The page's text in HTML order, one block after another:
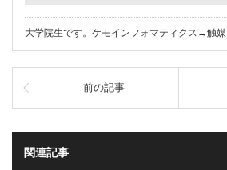
大学院生です。ケモインフォマティクス→触媒
前の記事
関連記事